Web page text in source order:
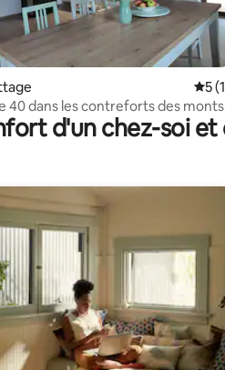
sur la base de 9
5
40 dans les contreforts des monts
d'un chez-soi